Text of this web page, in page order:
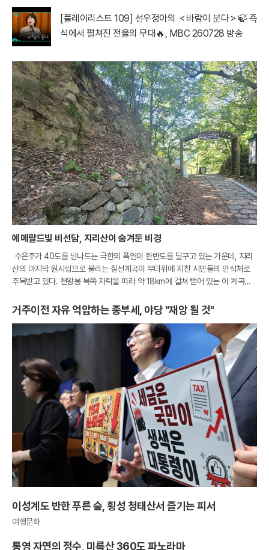
[플레이리스트 109] 선우정아의 ＜바람이 분다＞🍃 즉
석에서 펼쳐진 전율의 무대🔥, MBC 260728 방송
에메랄드빛 비선담, 지리산이 숨겨둔 비경
수은주가 40도를 넘나드는 극한의 폭염이 한반도를 달구고 있는 가운데, 지리
산의 마지막 원시림으로 불리는 칠선계곡이 무더위에 지친 시민들의 안식처로
주목받고 있다. 천왕봉 북쪽 자락을 따라 약 18km에 걸쳐 뻗어 있는 이 계곡은
하고
거주이전 자유 억압하는 종부세, 야당 "재앙 될 것"
이성계도 반한 푸른 숲, 횡성 청태산서 즐기는 피서
여행문화
통영 자연의 정수, 미륵산 360도 파노라마